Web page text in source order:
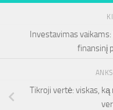
Investavimas
finansinį
Tikroji vertė: viskas,